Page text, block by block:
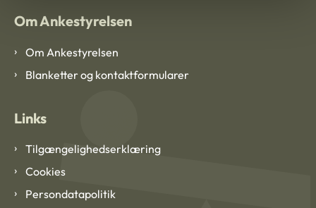
Om Ankestyrelsen
Om Ankestyrelsen
Blanketter og kontaktformularer
Links
Tilgængelighedserklæring
Cookies
Persondatapolitik